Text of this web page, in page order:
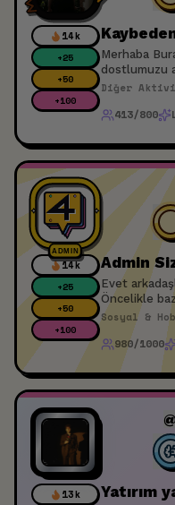
14k
+25
+50
+100
Merhaba
dostlumuzu
edicez
Diğer
413/800
ADMIN
14k
+25
+50
+100
Admin
Evet
Öncelikle
yazma
buna bağlı
seçmiyor,
gerekli
amacı
buluşturmak
katkınız
bu
herkesle
Sosyal &
980/1000
13k Yatırım